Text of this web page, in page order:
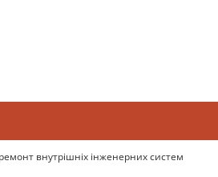
внутрішніх інженерних систем